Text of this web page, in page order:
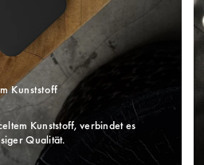
Kunststoff
Kunststoff, verbindet es
Qualität.